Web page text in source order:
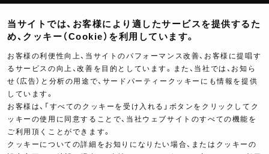
ヨシムラTV
イベント情報
イベントスケジュール
ツーリングブレイクタイム
製品ポスター
当サイトでは、お客様により適したサービスを提供するた
め、クッキー（Cookie）を利用しています。
お客様の利便性向上、当サイトのパフォーマンス改善、お客様に提唱す
るサービスの向上、改善を目的としています。また、当社では、お知ら
せ（広告）と分析の用途で、サードパーティークッキーにも情報を提供
しています。
お客様は、「すべてのクッキーを受け入れる」ボタンをクリックしてク
ッキーの使用に同意することで、当社ウェブサイトのすべての機能を
ご利用頂くことができます。
クッキーについての詳細をお知りになりたい場合、またはクッキーの